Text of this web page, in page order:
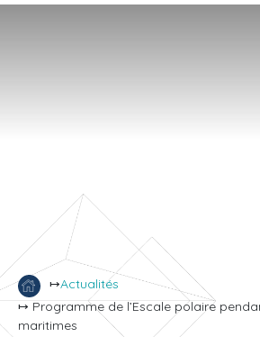
↦Actualités
↦ Programme de l’Escale polaire
maritimes